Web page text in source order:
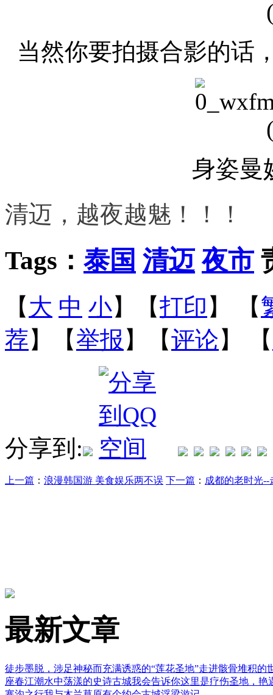
当然你要拍摄合影的话
身姿曼
清迈，越夜越魅！！！
Tags： 泰国 清迈 夜市
【 大 中 小】【打印 】 【
荐】【举报 】【评论】 【
分享到:
上一篇 ： 浪漫韩国游 美食娱乐两不误 下一篇 ： 成都的老时光
最新文章
徒步墨脱，涉足神秘而充满诱惑的“莲花圣地”走进骸骨堆积的
座春江潮水中荡漾的史诗古城我会告诉你这里是疗伤圣地，艳